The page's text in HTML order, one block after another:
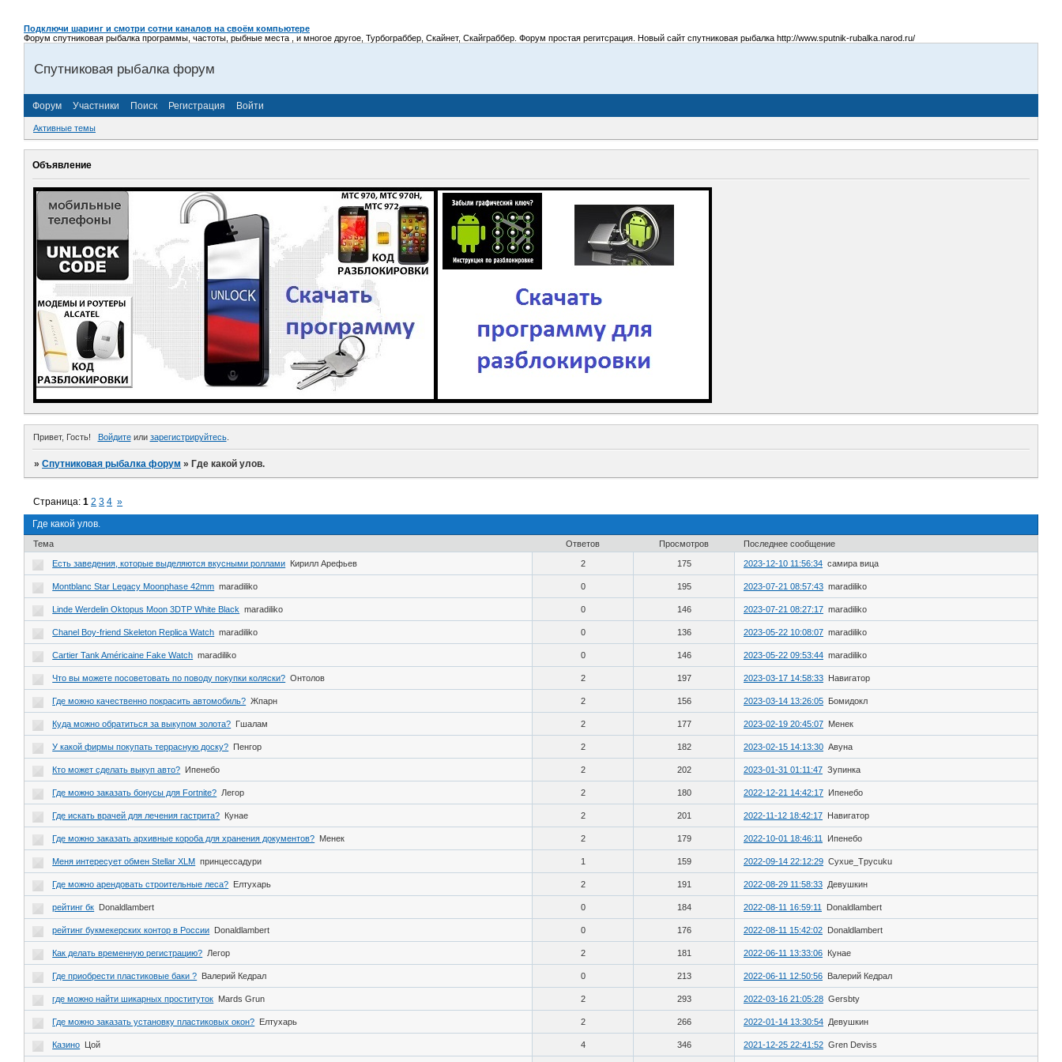
Подключи шаринг и смотри сотни каналов на своём компьютере
Форум спутниковая рыбалка программы, частоты, рыбные места , и многое другое, Турбограббер, Скайнет, Скайграббер. Форум простая регитсрация. Новый сайт спутниковая рыбалка http://www.sputnik-rubalka.narod.ru/
Спутниковая рыбалка форум
Форум Участники Поиск Регистрация Войти
Активные темы
Объявление
Привет, Гость! Войдитеили зарегистрируйтесь.
»Спутниковая рыбалка форум » Где какой улов.
Где какой улов.
Страница:1 2 3 4 »
Тема Ответов Просмотров Последнее сообщение
Есть заведения, которые выделяются вкусными роллами Кирилл Арефьев 2 175 2023-12-10 11:56:34 самира вица
Montblanc Star Legacy Moonphase 42mm maradiliko 0 195 2023-07-21 08:57:43 maradiliko
Linde Werdelin Oktopus Moon 3DTP White Black maradiliko 0 146 2023-07-21 08:27:17 maradiliko
Chanel Boy-friend Skeleton Replica Watch maradiliko 0 136 2023-05-22 10:08:07 maradiliko
Cartier Tank Américaine Fake Watch maradiliko 0 146 2023-05-22 09:53:44 maradiliko
Что вы можете посоветовать по поводу покупки коляски? Онтолов 2 197 2023-03-17 14:58:33 Навигатор
Где можно качественно покрасить автомобиль? Жпарн 2 156 2023-03-14 13:26:05 Бомидокл
Куда можно обратиться за выкупом золота? Гшалам 2 177 2023-02-19 20:45:07 Менек
У какой фирмы покупать террасную доску? Пенгор 2 182 2023-02-15 14:13:30 Авуна
Кто может сделать выкуп авто? Ипенебо 2 202 2023-01-31 01:11:47 Зупинка
Где можно заказать бонусы для Fortnite? Легор 2 180 2022-12-21 14:42:17 Ипенебо
Где искать врачей для лечения гастрита? Кунае 2 201 2022-11-12 18:42:17 Навигатор
Где можно заказать архивные короба для хранения документов? Менек 2 179 2022-10-01 18:46:11 Ипенебо
Меня интересует обмен Stellar XLM принцессадури 1 159 2022-09-14 22:12:29 Cyxue_Tpycuku
Где можно арендовать строительные леса? Елтухарь 2 191 2022-08-29 11:58:33 Девушкин
рейтинг бк Donaldlambert 0 184 2022-08-11 16:59:11 Donaldlambert
рейтинг букмекерских контор в России Donaldlambert 0 176 2022-08-11 15:42:02 Donaldlambert
Как делать временную регистрацию? Легор 2 181 2022-06-11 13:33:06 Кунае
Где приобрести пластиковые баки ? Валерий Кедрал 0 213 2022-06-11 12:50:56 Валерий Кедрал
где можно найти шикарных проституток Mards Grun 2 293 2022-03-16 21:05:28 Gersbty
Где можно заказать установку пластиковых окон? Елтухарь 2 266 2022-01-14 13:30:54 Девушкин
Казино Цой 4 346 2021-12-25 22:41:52 Gren Deviss